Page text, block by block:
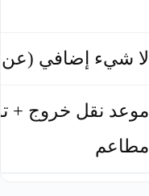
لا شيء إضافي
موعد نقل خروج +
مطاعم